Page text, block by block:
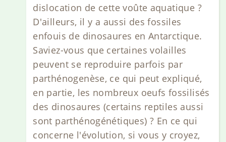
dislocation de cette voûte aquatique ?
D'ailleurs, il y a aussi des fossiles
enfouis de dinosaures en Antarctique.
Saviez-vous que certaines volailles
peuvent se reproduire parfois par
parthénogenèse, ce qui peut expliqué,
en partie, les nombreux oeufs fossilisés
des dinosaures (certains reptiles aussi
sont parthénogénétiques) ? En ce qui
concerne l'évolution, si vous y croyez,